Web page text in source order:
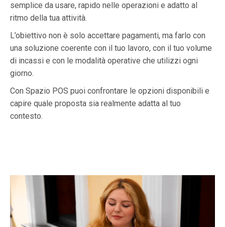
semplice da usare, rapido nelle operazioni e adatto al
ritmo della tua attività.
L’obiettivo non è solo accettare pagamenti, ma farlo con
una soluzione coerente con il tuo lavoro, con il tuo volume
di incassi e con le modalità operative che utilizzi ogni
giorno.
Con Spazio POS puoi confrontare le opzioni disponibili e
capire quale proposta sia realmente adatta al tuo
contesto.